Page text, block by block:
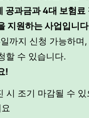
공과금과 4대 보험
지원하는 사업입니
까지 신청 가능하며
할 수 있습니다.
!
시 조기 마감될 수 있